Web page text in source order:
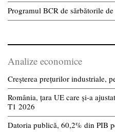
Programul BCR de sărbătorile de
Analize economice
Creșterea prețurilor industriale,
România, țara UE care și-a
T1 2026
Datoria publică, 60,2% din PIB